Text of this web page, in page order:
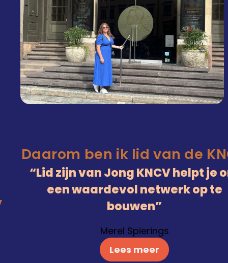
Daarom ben ik lid van de
Lid zijn van Jong KNCV helpt je
een waardevol netwerk op te
bouwen
Merel Spierings
Lees meer